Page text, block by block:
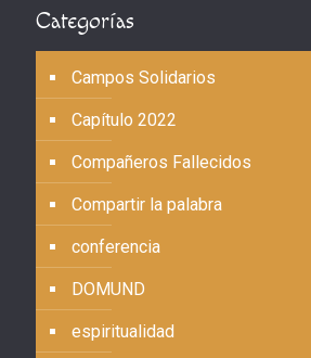
Categorías
Campos Solidarios
Capítulo 2022
Compañeros Fallecidos
Compartir la palabra
conferencia
DOMUND
espiritualidad